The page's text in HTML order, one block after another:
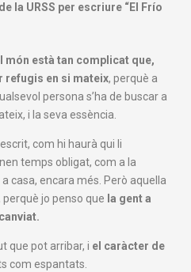
la URSS per escriure “El Frío
món està tan complicat que,
refugis en si mateix, perquè a
persona s’ha de buscar a
i la seva essència.
com hi haurà qui li
temps obligat, com a la
casa, encara més. Però aquella
jo penso que la gent a
que pot arribar, i el caràcter de
com espantats.